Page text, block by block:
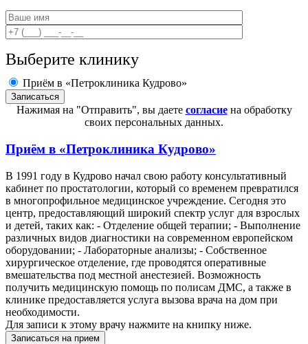
Выберите клинику
Приём в «Петроклиника Кудрово»
Нажимая на "Отправить", вы даете согласиена обработку
своих персональных данных.
Приём в «Петроклиника Кудрово»
В 1991 году в Кудрово начал свою работу консультативный
кабинет по простатологии, который со временем превратился
в многопрофильное медицинское учреждение. Сегодня это
центр, предоставляющий широкий спектр услуг для взрослых
и детей, таких как: - Отделение общей терапии; - Выполнение
различных видов диагностики на современном европейском
оборудовании; - Лабораторные анализы; - Собственное
хирургическое отделение, где проводятся оперативные
вмешательства под местной анестезией. Возможность
получить медицинскую помощь по полисам ДМС, а также в
клинике предоставляется услуга вызова врача на дом при
необходимости.
Для записи к этому врачу нажмите на книпку ниже.
Записаться на прием